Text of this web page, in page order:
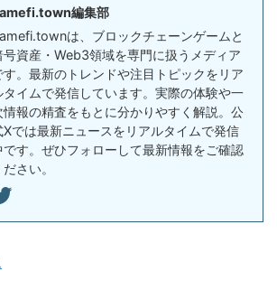
編集部
は、ブロックチェーンゲームと
号資産・Web3領域を専門に扱うメディア
す。最新のトレンドや注目トピックをリア
タイムで発信しています。実際の体験や一
情報の精査をもとに分かりやすく解説。公
Xでは最新ニュースをリアルタイムで発信
です。ぜひフォローして最新情報をご確認
ださい。